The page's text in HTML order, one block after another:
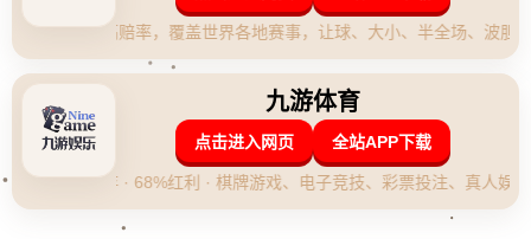
**网络攻击争议**
关于易建联的另一个争议焦点来自于他在网上对未称女士的空姐所
进行的口头攻击。尽管这些指控尚未经过严格的法律审查，但这一
行为已在网络上掀起波澜，**加深了公众对其个人行为的质疑**。
通过新华网的分析，我们了解到，在当今社会，网络暴力事件频
发，不少公众人物因不当言论陷入困境。这一问题不仅涉及法律层
面，还与道德义务息息相关。对于易建联来说，这一事件可能导致